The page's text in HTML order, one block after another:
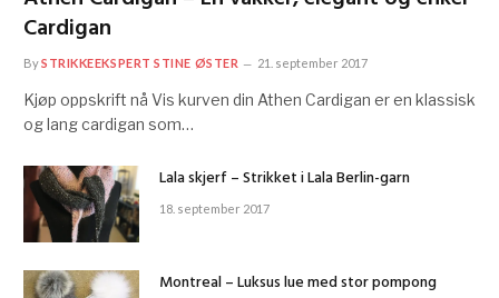
Cardigan
BySTRIKKEEKSPERT STINE ØSTER 21. september 2017
Kjøp oppskrift nå Vis kurven din Athen Cardigan er en klassisk
og lang cardigan som…
Lala skjerf – Strikket i Lala Berlin-garn
18. september 2017
Montreal – Luksus lue med stor pompong